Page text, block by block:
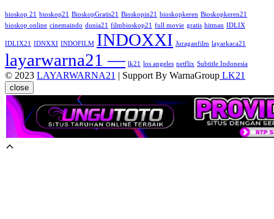
bioskop 21 bioskop21 BioskopGratis21 Bioskopin21 bioskopkeren Bioskopkeren21
bioskop online cinemaindo dunia21 filmbioskop21 full movie gratis hitman IDLIX
IDLIX21 IDNXXI INDOFILM INDOXXI Juraganfilm layarkaca21
layarwarna21 — lk21 los angeles netflix Subtitle Indonesia
© 2023 LAYARWARNA21 | Support By WarnaGroup LK21
close